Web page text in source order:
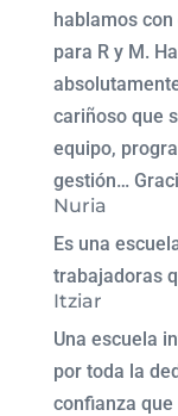
hablamos
para R y M.
cariñoso que
equipo,
gestión…
Nuria
Es una
trabajadoras
Itziar
Una escuela
por toda la
confianza